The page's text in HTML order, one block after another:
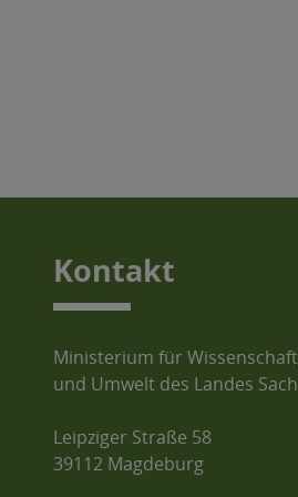
Kontakt
Ministerium für
und Umwelt des Landes
Leipziger Straße 58
39112 Magdeburg